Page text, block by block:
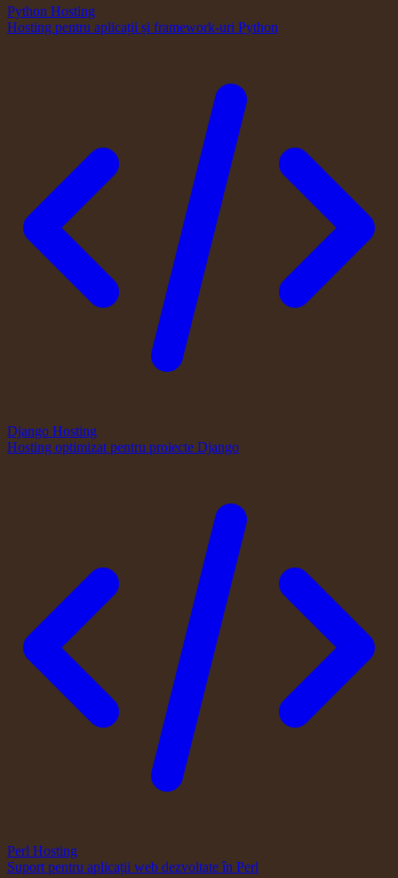
Python Hosting
Hosting pentru aplicații și framework-uri Python
Django Hosting
Hosting optimizat pentru proiecte Django
Perl Hosting
Suport pentru aplicații web dezvoltate în Perl